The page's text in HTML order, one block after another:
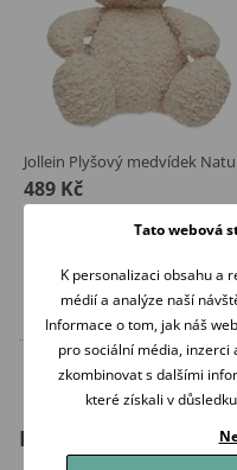
Jollein Plyšový medvídek
489 Kč
Hračky pro miminka
Tato webová
K personalizaci obsahu a
médií a analýze naší
Informace o tom, jak náš
pro sociální média, inzerci
zkombinovat s dalšími
které získali v